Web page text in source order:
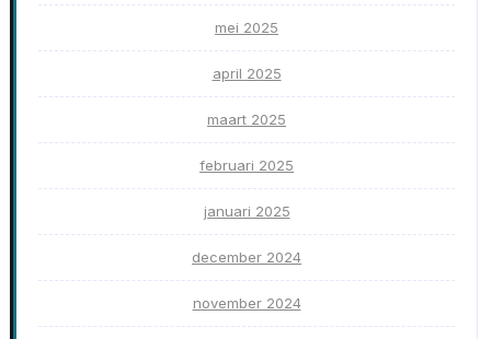
mei 2025
april 2025
maart 2025
februari 2025
januari 2025
december 2024
november 2024